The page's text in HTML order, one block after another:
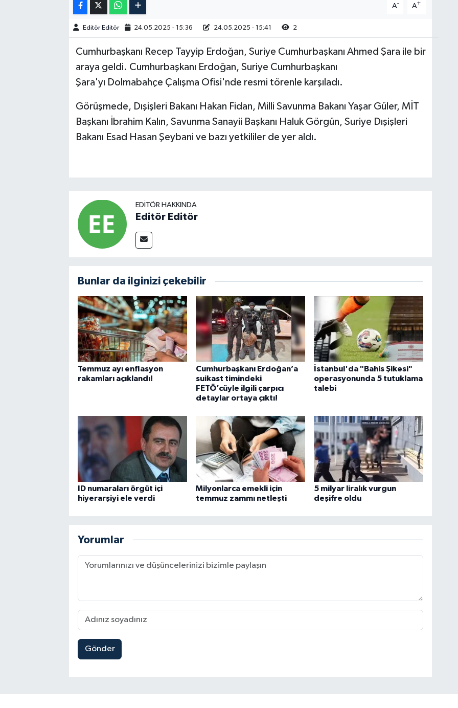
A- A+
Editör Editör 24.05.2025 - 15:36 24.05.2025 - 15:41 2
Cumhurbaşkanı Recep Tayyip Erdoğan, Suriye Cumhurbaşkanı Ahmed Şara ile bir
araya geldi. Cumhurbaşkanı Erdoğan, Suriye Cumhurbaşkanı
Şara'yı Dolmabahçe Çalışma Ofisi'nde resmi törenle karşıladı.
Görüşmede, Dışişleri Bakanı Hakan Fidan, Milli Savunma Bakanı Yaşar Güler, MİT
Başkanı İbrahim Kalın, Savunma Sanayii Başkanı Haluk Görgün, Suriye Dışişleri
Bakanı Esad Hasan Şeybani ve bazı yetkililer de yer aldı.
EDITÖR HAKKINDA
Editör Editör
Bunlar da ilginizi çekebilir
Temmuz ayı enflasyon
rakamları açıklandı!
Cumhurbaşkanı Erdoğan’a
suikast timindeki
FETÖ’cüyle ilgili çarpıcı
detaylar ortaya çıktı!
İstanbul'da "Bahis Şikesi"
operasyonunda 5 tutuklama
talebi
ID numaraları örgüt içi
hiyerarşiyi ele verdi
Milyonlarca emekli için
temmuz zammı netleşti
5 milyar liralık vurgun
deşifre oldu
Yorumlar
Gönder